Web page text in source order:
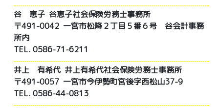
谷 恵子 谷恵子社会保険労務士事務所
〒491-0042 一宮市松降２丁目５番６号 谷会計事務
所内
TEL. 0586-71-6211
井上 有希代 井上有希代社会保険労務士事務所
〒491-0057 一宮市今伊勢町宮後字西松山37-9
TEL. 0586-44-0813